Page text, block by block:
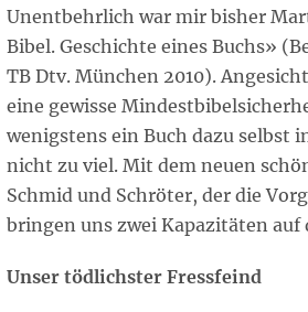
Unentbehrlich war mir bisher
Bibel. Geschichte eines Buchs»
TB Dtv. München 2010).
eine gewisse
wenigstens ein Buch dazu selbst
nicht zu viel. Mit dem neuen
Schmid und Schröter, der die
bringen uns zwei Kapazitäten auf
Unser tödlichster Fressfeind